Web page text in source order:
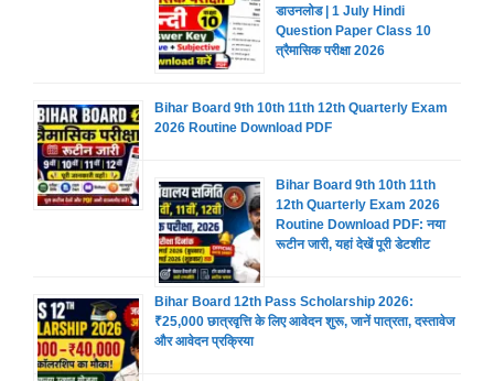
डाउनलोड | 1 July Hindi
Question Paper Class 10
त्रैमासिक परीक्षा 2026
Bihar Board 9th 10th 11th 12th Quarterly Exam
2026 Routine Download PDF
Bihar Board 9th 10th 11th
12th Quarterly Exam 2026
Routine Download PDF: नया
रूटीन जारी, यहां देखें पूरी डेटशीट
Bihar Board 12th Pass Scholarship 2026:
₹25,000 छात्रवृत्ति के लिए आवेदन शुरू, जानें पात्रता, दस्तावेज
और आवेदन प्रक्रिया